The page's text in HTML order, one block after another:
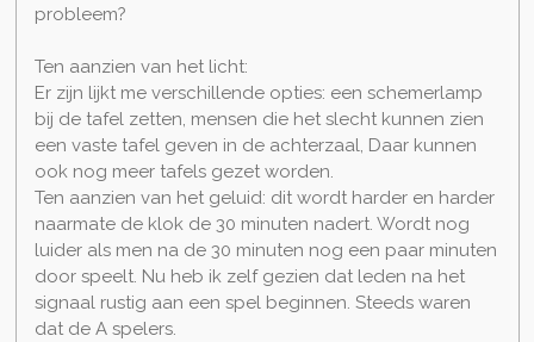
probleem?
Ten aanzien van het licht:
Er zijn lijkt me verschillende opties: een schemerlamp
bij de tafel zetten, mensen die het slecht kunnen zien
een vaste tafel geven in de achterzaal, Daar kunnen
ook nog meer tafels gezet worden.
Ten aanzien van het geluid: dit wordt harder en harder
naarmate de klok de 30 minuten nadert. Wordt nog
luider als men na de 30 minuten nog een paar minuten
door speelt. Nu heb ik zelf gezien dat leden na het
signaal rustig aan een spel beginnen. Steeds waren
dat de A spelers.